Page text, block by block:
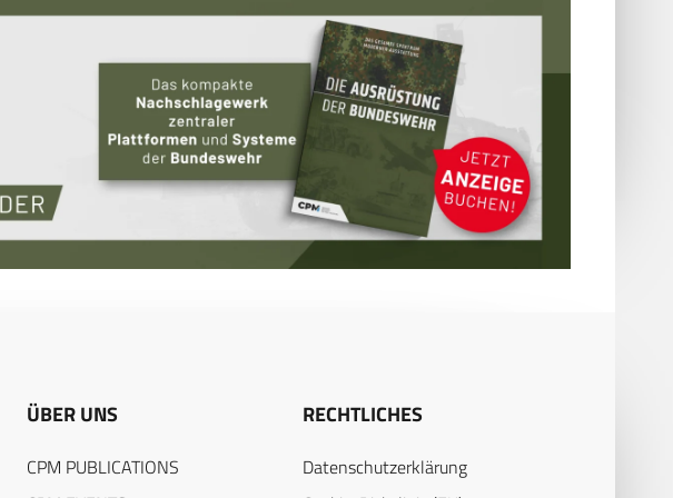
ÜBER UNS
CPM PUBLICATIONS
RECHTLICHES
Datenschutzerklärung